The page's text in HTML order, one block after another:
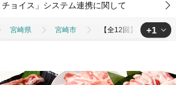
チョイス」システム連携に関して
宮崎県 宮崎市 【全12回】《放牧和
+1